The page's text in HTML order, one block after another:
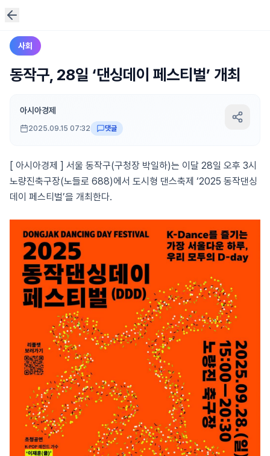
사회
동작구, 28일 ‘댄싱데이 페스티벌’ 개최
아시아경제
2025.09.15 07:32 댓글
[ 아시아경제 ] 서울 동작구(구청장 박일하)는 이달 28일 오후 3시
노량진축구장(노들로 688)에서 도시형 댄스축제 ‘2025 동작댄싱
데이 페스티벌’을 개최한다.